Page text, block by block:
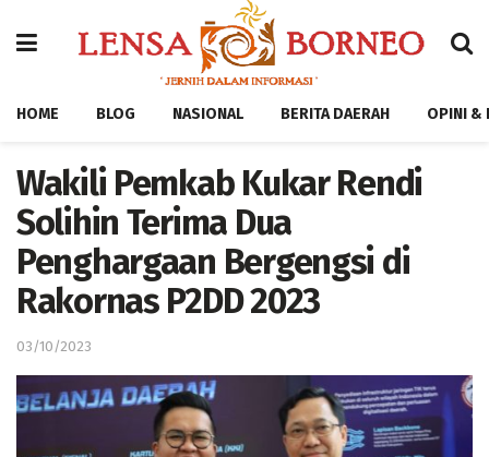
HOME BLOG NASIONAL BERITA DAERAH OPINI &
Wakili Pemkab Kukar Rendi
Solihin Terima Dua
Penghargaan Bergengsi di
Rakornas P2DD 2023
03/10/2023